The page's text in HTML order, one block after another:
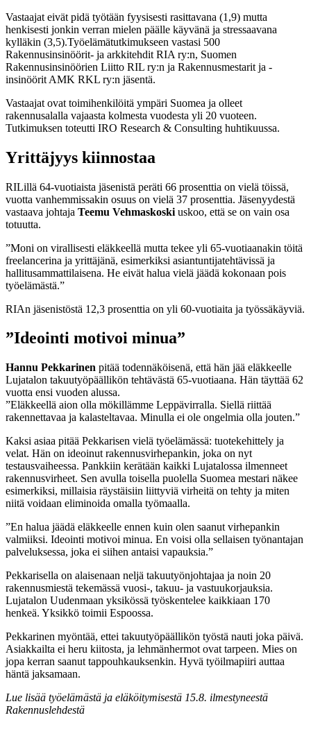
Vastaajat eivät pidä työtään fyysisesti rasittavana (1,9) mutta
henkisesti jonkin verran mielen päälle käyvänä ja stressaavana
kylläkin (3,5).Työelämätutkimukseen vastasi 500
Rakennusinsinöörit- ja arkkitehdit RIA ry:n, Suomen
Rakennusinsinöörien Liitto RIL ry:n ja Rakennusmestarit ja -
insinöörit AMK RKL ry:n jäsentä.
Vastaajat ovat toimihenkilöitä ympäri Suomea ja olleet
rakennusalalla vajaasta kolmesta vuodesta yli 20 vuoteen.
Tutkimuksen toteutti IRO Research & Consulting huhtikuussa.
Yrittäjyys kiinnostaa
RILillä 64-vuotiaista jäsenistä peräti 66 prosenttia on vielä töissä,
vuotta vanhemmissakin osuus on vielä 37 prosenttia. Jäsenyydestä
vastaava johtaja Teemu Vehmaskoski uskoo, että se on vain osa
totuutta.
”Moni on virallisesti eläkkeellä mutta tekee yli 65-vuotiaanakin töitä
freelancerina ja yrittäjänä, esimerkiksi asiantuntijatehtävissä ja
hallitusammattilaisena. He eivät halua vielä jäädä kokonaan pois
työelämästä.”
RIAn jäsenistöstä 12,3 prosenttia on yli 60-vuotiaita ja työssäkäyviä.
”Ideointi motivoi minua”
Hannu Pekkarinen pitää todennäköisenä, että hän jää eläkkeelle
Lujatalon takuutyöpäällikön tehtävästä 65-vuotiaana. Hän täyttää 62
vuotta ensi vuoden alussa.
”Eläkkeellä aion olla mökillämme Leppävirralla. Siellä riittää
rakennettavaa ja kalasteltavaa. Minulla ei ole ongelmia olla jouten.”
Kaksi asiaa pitää Pekkarisen vielä työelämässä: tuotekehittely ja
velat. Hän on ideoinut rakennusvirhepankin, joka on nyt
testausvaiheessa. Pankkiin kerätään kaikki Lujatalossa ilmenneet
rakennusvirheet. Sen avulla toisella puolella Suomea mestari näkee
esimerkiksi, millaisia räystäisiin liittyviä virheitä on tehty ja miten
niitä voidaan eliminoida omalla työmaalla.
”En halua jäädä eläkkeelle ennen kuin olen saanut virhepankin
valmiiksi. Ideointi motivoi minua. En voisi olla sellaisen työnantajan
palveluksessa, joka ei siihen antaisi vapauksia.”
Pekkarisella on alaisenaan neljä takuutyönjohtajaa ja noin 20
rakennusmiestä tekemässä vuosi-, takuu- ja vastuukorjauksia.
Lujatalon Uudenmaan yksikössä työskentelee kaikkiaan 170
henkeä. Yksikkö toimii Espoossa.
Pekkarinen myöntää, ettei takuutyöpäällikön työstä nauti joka päivä.
Asiakkailta ei heru kiitosta, ja lehmänhermot ovat tarpeen. Mies on
jopa kerran saanut tappouhkauksenkin. Hyvä työilmapiiri auttaa
häntä jaksamaan.
Lue lisää työelämästä ja eläköitymisestä 15.8. ilmestyneestä
Rakennuslehdestä